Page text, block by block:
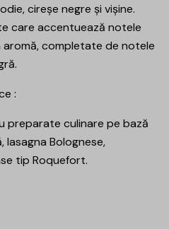
cireşe negre şi vişine.
care accentuează notele
completate de notele
:
preparate culinare pe bază
lasagna Bolognese,
tip Roquefort.